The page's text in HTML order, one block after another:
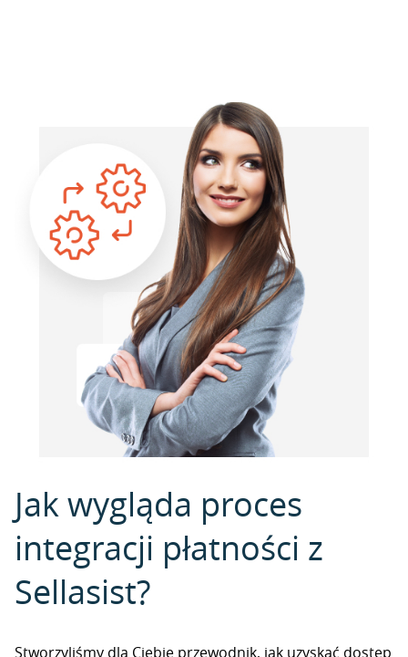
Jak wygląda proces
integracji płatności z
Sellasist?
Stworzyliśmy dla Ciebie przewodnik, jak uzyskać dostęp